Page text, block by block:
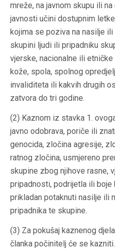
mreže, na javnom skupu ili
javnosti učini dostupnim
kojima se poziva na nasilje
skupini ljudi ili pripadniku
vjerske, nacionalne ili
kože, spola, spolnog
invaliditeta ili kakvih drugih
zatvora do tri godine.
(2) Kaznom iz stavka 1.
javno odobrava, poriče ili
genocida, zločina agresije,
ratnog zločina, usmjereno
skupine zbog njihove rasne,
pripadnosti, podrijetla ili boje
prikladan potaknuti nasilje ili
pripadnika te skupine.
(3) Za pokušaj kaznenog
članka počinitelj će se kazniti.